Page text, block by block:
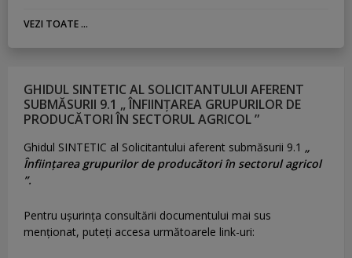
VEZI TOATE ...
GHIDUL SINTETIC AL SOLICITANTULUI AFERENT
SUBMĂSURII 9.1 „ ÎNFIINȚAREA GRUPURILOR DE
PRODUCĂTORI ÎN SECTORUL AGRICOL ”
Ghidul SINTETIC al Solicitantului aferent submăsurii 9.1 „
Înființarea grupurilor de producători în sectorul agricol
”.
Pentru uşurinţa consultării documentului mai sus
menţionat, puteţi accesa următoarele link-uri: